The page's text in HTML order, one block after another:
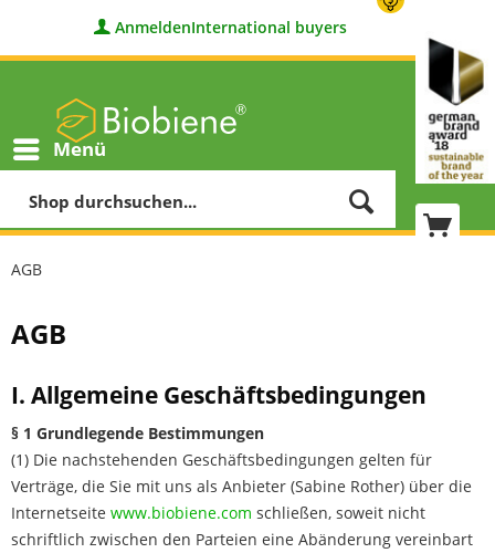
AnmeldenInternational buyers
Menü
AGB
AGB
I. Allgemeine Geschäftsbedingungen
§ 1 Grundlegende Bestimmungen
(1) Die nachstehenden Geschäftsbedingungen gelten für
Verträge, die Sie mit uns als Anbieter (Sabine Rother) über die
Internetseite www.biobiene.com schließen, soweit nicht
schriftlich zwischen den Parteien eine Abänderung vereinbart